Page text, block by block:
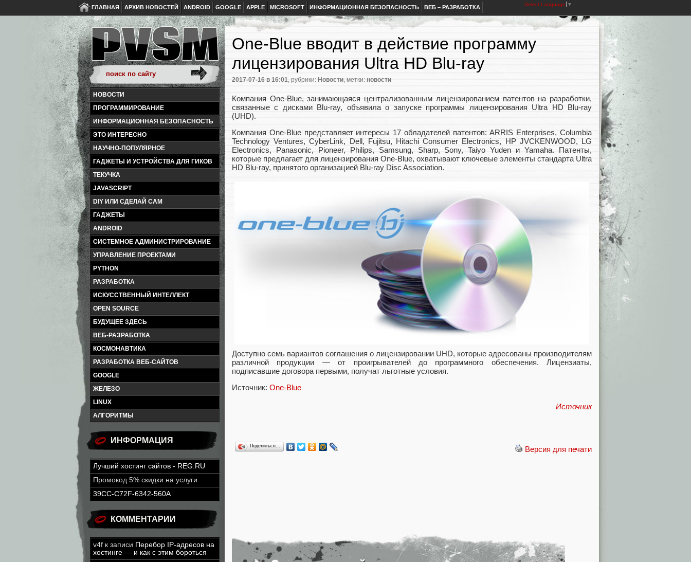
ГЛАВНАЯ АРХИВ НОВОСТЕЙ ANDROID GOOGLE APPLE MICROSOFT ИНФОРМАЦИОННАЯ БЕЗОПАСНОСТЬ ВЕБ – РАЗРАБОТКА Select Language ▼
НОВОСТИ
ПРОГРАММИРОВАНИЕ
ИНФОРМАЦИОННАЯ БЕЗОПАСНОСТЬ
ЭТО ИНТЕРЕСНО
НАУЧНО-ПОПУЛЯРНОЕ
ГАДЖЕТЫ И УСТРОЙСТВА ДЛЯ ГИКОВ
ТЕКУЧКА
JAVASCRIPT
DIY ИЛИ СДЕЛАЙ САМ
ГАДЖЕТЫ
ANDROID
СИСТЕМНОЕ АДМИНИСТРИРОВАНИЕ
УПРАВЛЕНИЕ ПРОЕКТАМИ
PYTHON
РАЗРАБОТКА
ИСКУССТВЕННЫЙ ИНТЕЛЛЕКТ
OPEN SOURCE
БУДУЩЕЕ ЗДЕСЬ
ВЕБ-РАЗРАБОТКА
КОСМОНАВТИКА
РАЗРАБОТКА ВЕБ-САЙТОВ
GOOGLE
ЖЕЛЕЗО
LINUX
АЛГОРИТМЫ
ИНФОРМАЦИЯ
Лучший хостинг сайтов - REG.RU
Промокод 5% скидки на услуги
39CC-C72F-6342-560A
КОММЕНТАРИИ
v4f к записи Перебор IP-адресов на
хостинге — и как с этим бороться
One-Blue вводит в действие программу
лицензирования Ultra HD Blu-ray
2017-07-16 в 16:01, рубрики: Новости, метки: новости
Компания One-Blue, занимающаяся централизованным лицензированием патентов на разработки,
связанные с дисками Blu-ray, объявила о запуске программы лицензирования Ultra HD Blu-ray
(UHD).
Компания One-Blue представляет интересы 17 обладателей патентов: ARRIS Enterprises, Columbia
Technology Ventures, CyberLink, Dell, Fujitsu, Hitachi Consumer Electronics, HP JVCKENWOOD, LG
Electronics, Panasonic, Pioneer, Philips, Samsung, Sharp, Sony, Taiyo Yuden и Yamaha. Патенты,
которые предлагает для лицензирования One-Blue, охватывают ключевые элементы стандарта Ultra
HD Blu-ray, принятого организацией Blu-ray Disc Association.
Доступно семь вариантов соглашения о лицензировании UHD, которые адресованы производителям
различной продукции — от проигрывателей до программного обеспечения. Лицензиаты,
подписавшие договора первыми, получат льготные условия.
Источник: One-Blue
Источник
Версия для печати
Поделиться…